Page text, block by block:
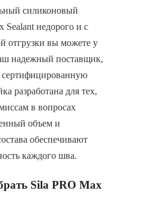
силиконовый
Sealant недорого и с
отгрузки вы можете у
надежный поставщик,
разработана для тех,
в вопросах
объем и
обеспечивают
каждого шва.
Sila PRO Max